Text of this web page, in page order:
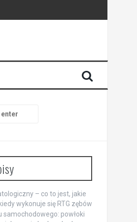
– co to jest, jakie
wykonuje się RTG zębów
samochodowego: powłoki